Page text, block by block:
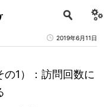
2019年6月11日
1）：訪問回数に